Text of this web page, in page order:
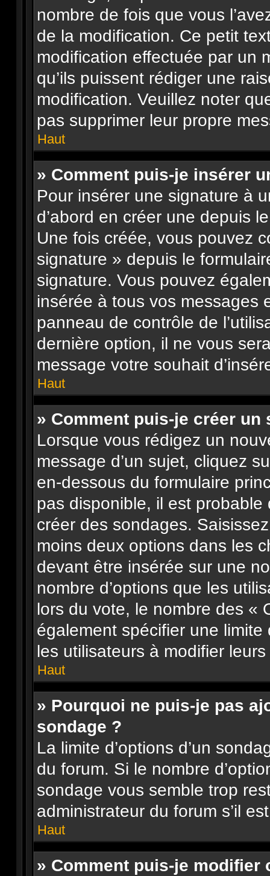
nombre de fois que vous
de la modification. Ce petit
modification effectuée par un
qu’ils puissent rédiger une
modification. Veuillez noter
pas supprimer leur propre
Haut
» Comment puis-je insérer
Pour insérer une signature à
d’abord en créer une depuis
Une fois créée, vous pouvez
signature » depuis le
signature. Vous pouvez
insérée à tous vos messages
panneau de contrôle de
dernière option, il ne vous
message votre souhait
Haut
» Comment puis-je créer un
Lorsque vous rédigez un
message d’un sujet, cliquez
en-dessous du formulaire
pas disponible, il est probable
créer des sondages.
moins deux options dans les
devant être insérée sur une
nombre d’options que les
lors du vote, le nombre des «
également spécifier une
les utilisateurs à modifier
Haut
» Pourquoi ne puis-je pas
sondage ?
La limite d’options d’un
du forum. Si le nombre
sondage vous semble trop
administrateur du forum s’il
Haut
» Comment puis-je modifier